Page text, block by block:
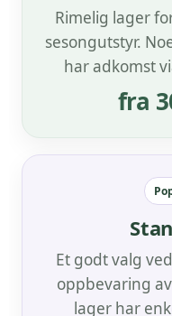
Rimelig lager
sesongutstyr.
har adkomst
fra
Et godt valg
oppbevaring
lager har